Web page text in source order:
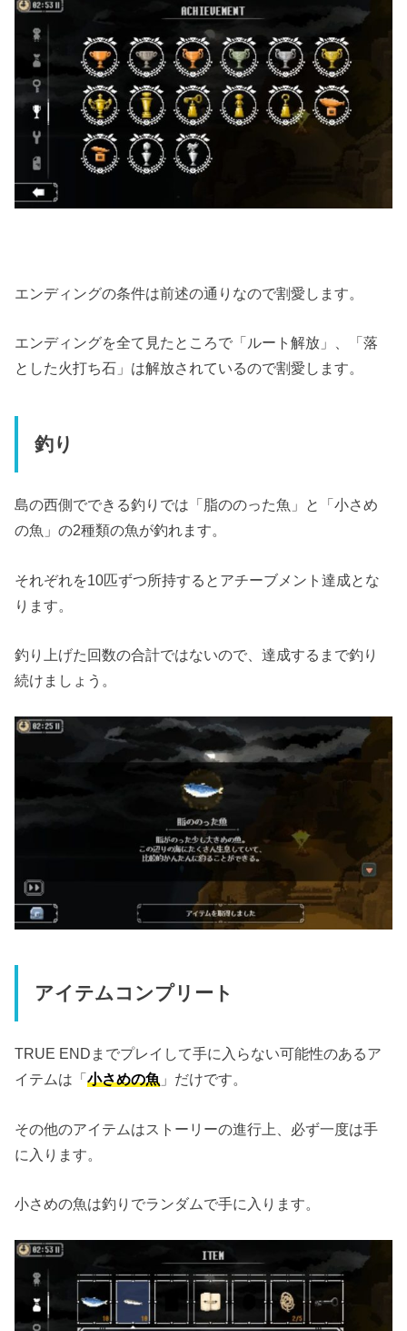
エンディングの条件は前述の通りなので割愛します。
エンディングを全て見たところで「ルート解放」、「落
とした火打ち石」は解放されているので割愛します。
釣り
島の西側でできる釣りでは「脂ののった魚」と「小さめ
の魚」の2種類の魚が釣れます。
それぞれを10匹ずつ所持するとアチーブメント達成とな
ります。
釣り上げた回数の合計ではないので、達成するまで釣り
続けましょう。
アイテムコンプリート
TRUE ENDまでプレイして手に入らない可能性のあるア
イテムは「小さめの魚 」だけです。
その他のアイテムはストーリーの進行上、必ず一度は手
に入ります。
小さめの魚は釣りでランダムで手に入ります。